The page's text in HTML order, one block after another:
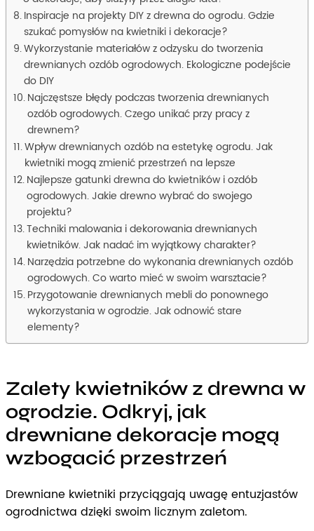
Inspiracje na projekty DIY z drewna do ogrodu. Gdzie
szukać pomysłów na kwietniki i dekoracje?
Wykorzystanie materiałów z odzysku do tworzenia
drewnianych ozdób ogrodowych. Ekologiczne podejście
do DIY
Najczęstsze błędy podczas tworzenia drewnianych
ozdób ogrodowych. Czego unikać przy pracy z
drewnem?
Wpływ drewnianych ozdób na estetykę ogrodu. Jak
kwietniki mogą zmienić przestrzeń na lepsze
Najlepsze gatunki drewna do kwietników i ozdób
ogrodowych. Jakie drewno wybrać do swojego
projektu?
Techniki malowania i dekorowania drewnianych
kwietników. Jak nadać im wyjątkowy charakter?
Narzędzia potrzebne do wykonania drewnianych ozdób
ogrodowych. Co warto mieć w swoim warsztacie?
Przygotowanie drewnianych mebli do ponownego
wykorzystania w ogrodzie. Jak odnowić stare
elementy?
Zalety kwietników z drewna w
ogrodzie. Odkryj, jak
drewniane dekoracje mogą
wzbogacić przestrzeń
Drewniane kwietniki przyciągają uwagę entuzjastów
ogrodnictwa dzięki swoim licznym zaletom.